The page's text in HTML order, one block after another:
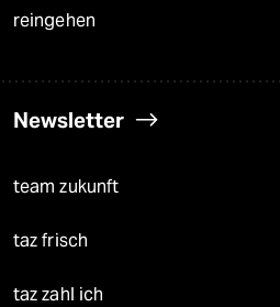
reingehen
Newsletter
team zukunft
taz frisch
taz zahl ich